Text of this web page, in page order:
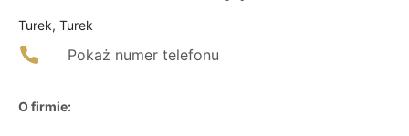
Turek, Turek
Pokaż numer telefonu
O firmie: